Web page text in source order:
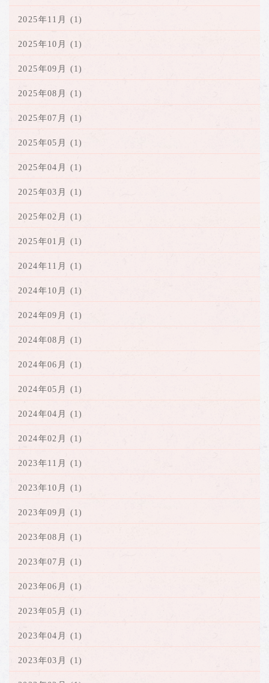
2025年11月 (1)
2025年10月 (1)
2025年09月 (1)
2025年08月 (1)
2025年07月 (1)
2025年05月 (1)
2025年04月 (1)
2025年03月 (1)
2025年02月 (1)
2025年01月 (1)
2024年11月 (1)
2024年10月 (1)
2024年09月 (1)
2024年08月 (1)
2024年06月 (1)
2024年05月 (1)
2024年04月 (1)
2024年02月 (1)
2023年11月 (1)
2023年10月 (1)
2023年09月 (1)
2023年08月 (1)
2023年07月 (1)
2023年06月 (1)
2023年05月 (1)
2023年04月 (1)
2023年03月 (1)